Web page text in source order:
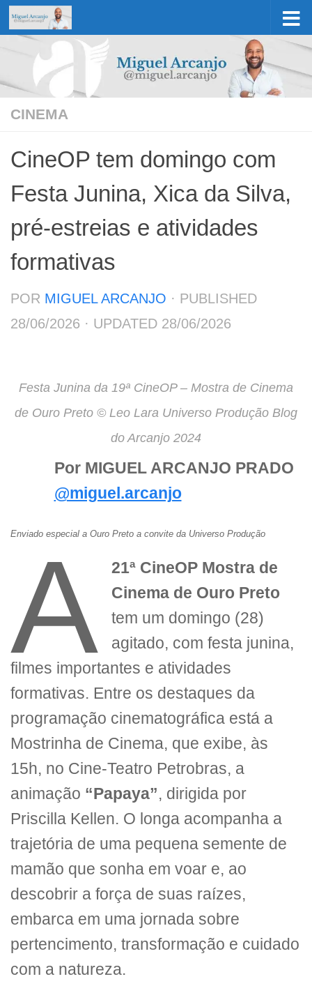
Skip to content
CINEMA
CineOP tem domingo com
Festa Junina, Xica da Silva,
pré-estreias e atividades
formativas
POR MIGUEL ARCANJO · PUBLISHED
28/06/2026 · UPDATED 28/06/2026
Festa Junina da 19ª CineOP – Mostra de Cinema
de Ouro Preto © Leo Lara Universo Produção Blog
do Arcanjo 2024
Por MIGUEL ARCANJO PRADO
@miguel.arcanjo
Enviado especial a Ouro Preto a convite da Universo Produção
A
21ª CineOP Mostra de
Cinema de Ouro Preto
tem um domingo (28)
agitado, com festa junina,
filmes importantes e atividades
formativas. Entre os destaques da
programação cinematográfica está a
Mostrinha de Cinema, que exibe, às
15h, no Cine-Teatro Petrobras, a
animação “Papaya”, dirigida por
Priscilla Kellen. O longa acompanha a
trajetória de uma pequena semente de
mamão que sonha em voar e, ao
descobrir a força de suas raízes,
embarca em uma jornada sobre
pertencimento, transformação e cuidado
com a natureza.